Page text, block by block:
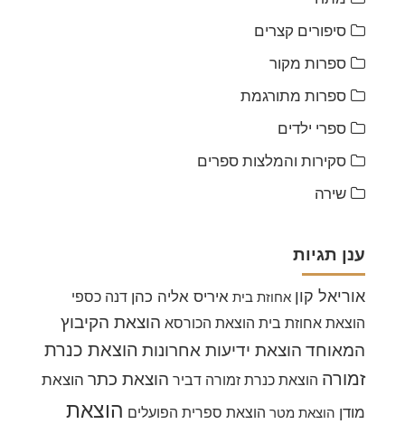
סיפורים קצרים
ספרות מקור
ספרות מתורגמת
ספרי ילדים
סקירות והמלצות ספרים
שירה
ענן תגיות
אוריאל קון אחוזת בית איריס אליה כהן דנה כספי
הוצאת אחוזת בית הוצאת הכורסא הוצאת הקיבוץ
המאוחד הוצאת ידיעות אחרונות הוצאת כנרת
זמורה הוצאת כנרת זמורה דביר הוצאת כתר הוצאת
מודן הוצאת מטר הוצאת ספרית הפועלים הוצאת